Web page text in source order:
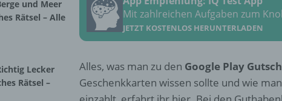
Mit zahlreichen Aufgaben zum
JETZT KOSTENLOS HERUNTERLADEN
Alles, was man zu den Google Play
Geschenkkarten wissen sollte und wie
und Meer
Rätsel – Alle
Lecker
Rätsel –